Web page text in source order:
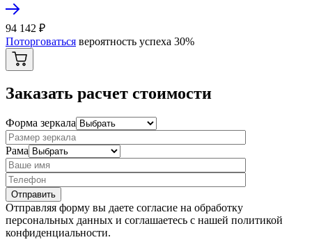
94 142 ₽
Поторговаться вероятность успеха 30%
Заказать расчет стоимости
Форма зеркала
Рама
Отправляя форму вы даете согласие на обработку
персональных данных и соглашаетесь с нашей политикой
конфиденциальности.